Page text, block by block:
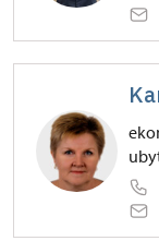
47/,